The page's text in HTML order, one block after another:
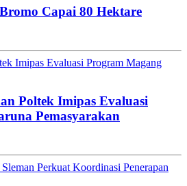
Capai 80 Hektare
Imipas Evaluasi Program Magang
Poltek Imipas Evaluasi
Pemasyarakan
Perkuat Koordinasi Penerapan